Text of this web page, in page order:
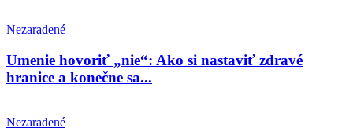
Nezaradené
Umenie hovoriť „nie“: Ako si nastaviť zdravé
hranice a konečne sa...
Nezaradené